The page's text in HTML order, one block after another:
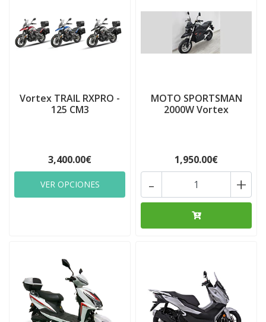
Vortex TRAIL RXPRO -
125 CM3
3,400.00€
VER OPCIONES
MOTO SPORTSMAN
2000W Vortex
1,950.00€
+
-